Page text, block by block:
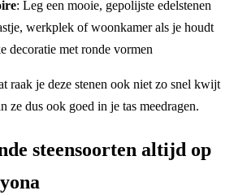
: Leg een mooie, gepolijste edelstenen
werkplek of woonkamer als je houdt
decoratie met ronde vormen
raak je deze stenen ook niet zo snel kwijt
ze dus ook goed in je tas meedragen.
steensoorten altijd op